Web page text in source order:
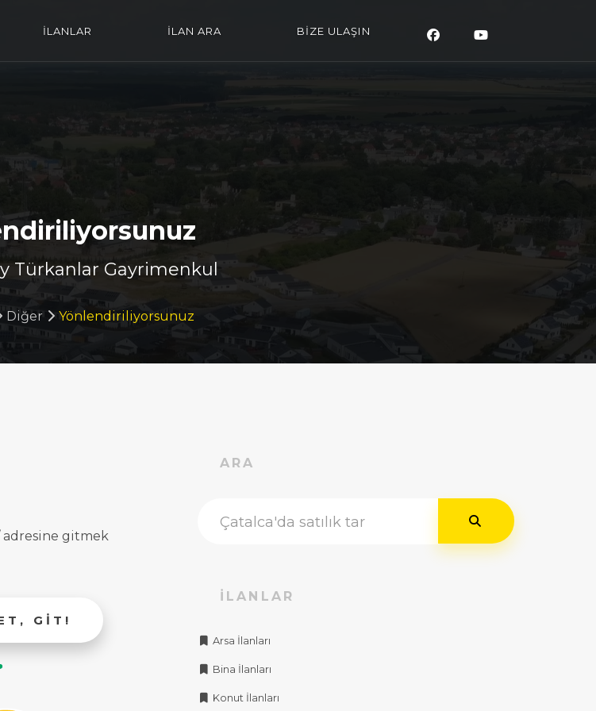
İLANLAR İLAN ARA BİZE ULAŞIN
Türkanlar Gayrimenkul
Diğer Yönlendiriliyorsunuz
adresine gitmek
GIT!
ARA
İLANLAR
Arsa İlanları
Bina İlanları
Konut İlanları